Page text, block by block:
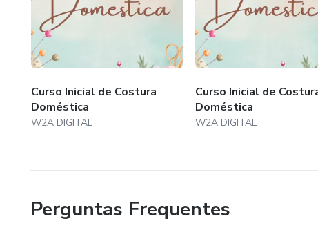
Curso Inicial de Costura
Doméstica
W2A DIGITAL
Curso Inicial de
Doméstica
W2A DIGITAL
Perguntas Frequentes